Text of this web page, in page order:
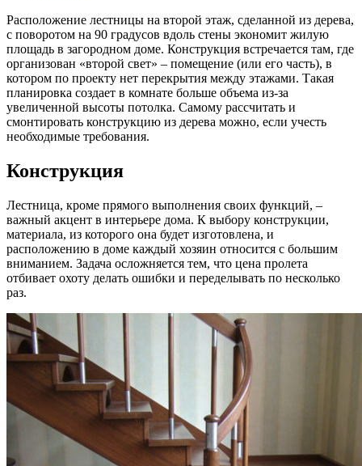
Расположение лестницы на второй этаж, сделанной из дерева,
с поворотом на 90 градусов вдоль стены экономит жилую
площадь в загородном доме. Конструкция встречается там, где
организован «второй свет» – помещение (или его часть), в
котором по проекту нет перекрытия между этажами. Такая
планировка создает в комнате больше объема из-за
увеличенной высоты потолка. Самому рассчитать и
смонтировать конструкцию из дерева можно, если учесть
необходимые требования.
Конструкция
Лестница, кроме прямого выполнения своих функций, –
важный акцент в интерьере дома. К выбору конструкции,
материала, из которого она будет изготовлена, и
расположению в доме каждый хозяин относится с большим
вниманием. Задача осложняется тем, что цена пролета
отбивает охоту делать ошибки и переделывать по несколько
раз.